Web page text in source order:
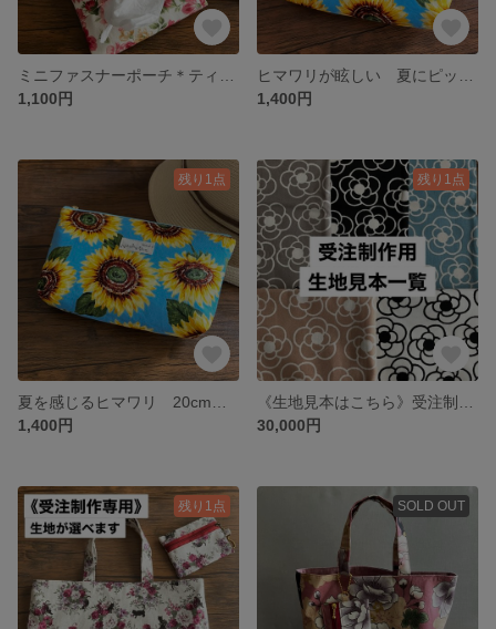
1,100円
1,400円
残り1点
1,400円
残り1点
30,000円
残り1点 SOLD OUT